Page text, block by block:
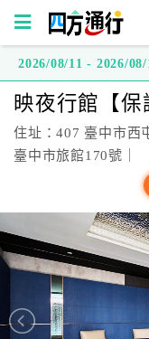
方
通
行
台
房
2026/08/11 - 2026/08/
映夜行館【保
住址：407 臺中市西
臺中市旅館170號｜